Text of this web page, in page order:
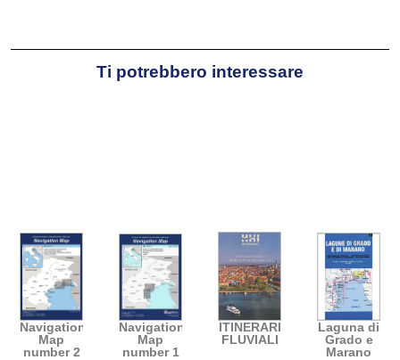
Ti potrebbero interessare
Navigation
Map
number 2
Navigation
Map
number 1
ITINERARI
FLUVIALI
Laguna di
Grado e
Marano